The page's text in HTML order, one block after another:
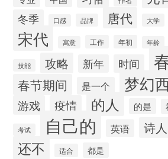
冬季 口感 品牌 唐代 大学
宋代 寓意 工作 年初 年龄
技能 攻略 新年 时间
春节期间 是一个 梦幻
游戏 疫情 的人 的是
考试 自己的 英语 诗人
还不 适合 都是